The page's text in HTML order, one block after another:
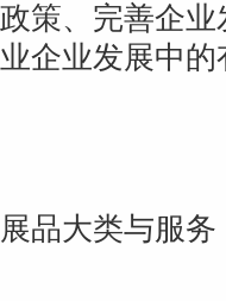
政策、完善企
业企业发展中的
展品大类与服务